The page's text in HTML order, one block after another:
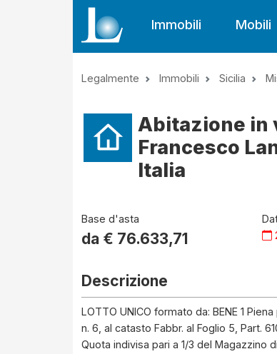
Immobili Mobili
Legalmente Immobili Sicilia
Abitazione in
Francesco
Italia
Base d'asta
da € 76.633,71
Descrizione
LOTTO UNICO formato da: BENE 1
n. 6, al catasto Fabbr. al Foglio 5, Part.
Quota indivisa pari a 1/3 del Magazzino